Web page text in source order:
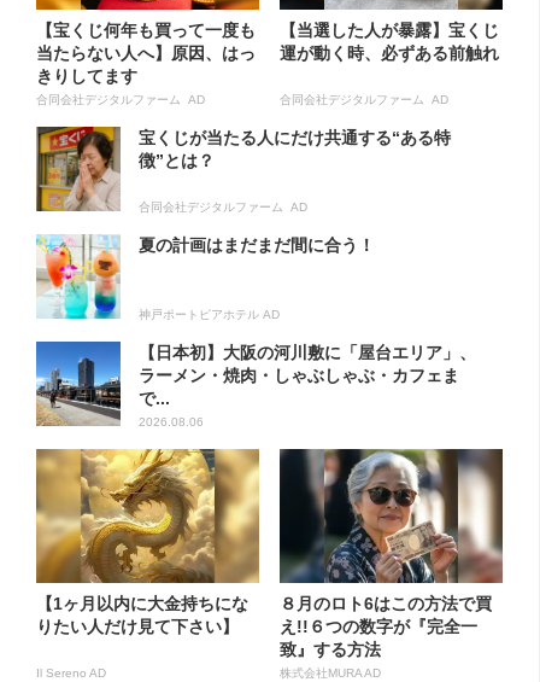
【宝くじ何年も買って一度も
当たらない人へ】原因、はっ
きりしてます
合同会社デジタルファーム AD
【当選した人が暴露】宝くじ
運が動く時、必ずある前触れ
合同会社デジタルファーム AD
宝くじが当たる人にだけ共通する“ある特
徴”とは？
合同会社デジタルファーム AD
夏の計画はまだまだ間に合う！
神戸ポートピアホテル AD
【日本初】大阪の河川敷に「屋台エリア」、
ラーメン・焼肉・しゃぶしゃぶ・カフェま
で...
2026.08.06
【1ヶ月以内に大金持ちにな
りたい人だけ見て下さい】
Il Sereno AD
８月のロト6はこの方法で買
え!!６つの数字が『完全一
致』する方法
株式会社MURA AD